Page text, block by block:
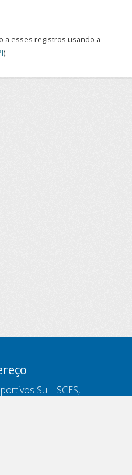
a esses registros usando a
).
Sul - SCES,